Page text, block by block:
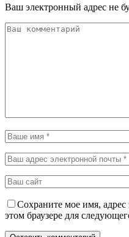
Ваш электронный адрес не
Сохраните мое имя,
этом браузере для